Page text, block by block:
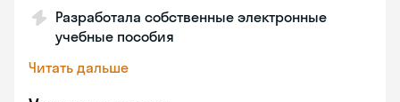
Разработала собственные электронные
учебные пособия
Читать дальше